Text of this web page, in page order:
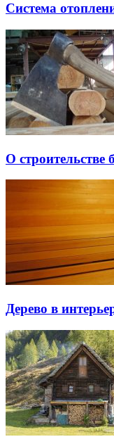
Система
О строительстве
Дерево в